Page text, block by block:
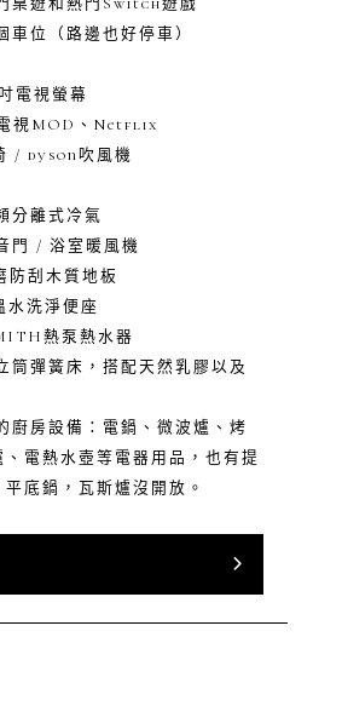
位（路邊也好停車）
電視螢幕
視MOD、Netflix
/ dyson吹風機
分離式冷氣
門 / 浴室暖風機
刮木質地板
洗淨便座
熱泵熱水器
彈簧床，搭配天然乳膠以及
房設備： 電鍋、微波爐、烤
電熱水壺等電器用品，也有提
底鍋，瓦斯爐沒開放。